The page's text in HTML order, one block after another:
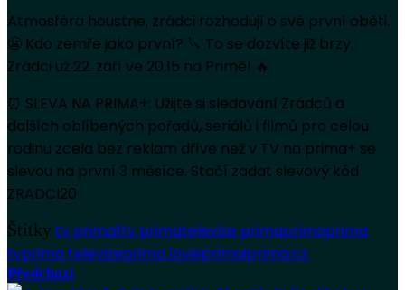
Atmosféra houstne, zrádci rozhodují o své první oběti.
😬 Kdo zemře jako první? 🔪 To se dozvíte již brzy.
Zrádci už 22. září ve 20.15 na Primě! 🔥
⏰ SLEVA NA PRIMA+: Užijte si sledování Zrádců a
dalších oblíbených pořadů, seriálů i filmů pro celou
rodinu zcela bez reklam dříve než v TV na prima+ se
slevou na první 3 měsíce. Stačí zadat slevový kód
ZRADCI20
Štítky tv primaftv primatelevize primaprimaprima
tvprima televizeprima loveiprimaiprima.cz
Předchozí